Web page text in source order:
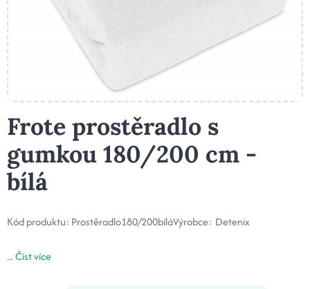
Frote prostěradlo s
gumkou 180/200 cm -
bílá
Kód produktu: Prostěradlo180/200bíláVýrobce: Detenix
...Číst více